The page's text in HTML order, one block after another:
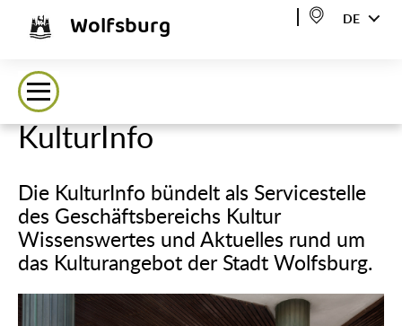
Wolfsburg DE
KulturInfo
Die KulturInfo bündelt als Servicestelle
des Geschäftsbereichs Kultur
Wissenswertes und Aktuelles rund um
das Kulturangebot der Stadt Wolfsburg.